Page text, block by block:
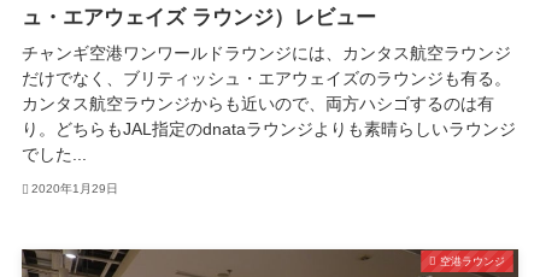
ュ・エアウェイズ ラウンジ）レビュー
チャンギ空港ワンワールドラウンジには、カンタス航空ラウンジ
だけでなく、ブリティッシュ・エアウェイズのラウンジも有る。
カンタス航空ラウンジからも近いので、両方ハシゴするのは有
り。どちらもJAL指定のdnataラウンジよりも素晴らしいラウンジ
でした...
2020年1月29日
空港ラウンジ